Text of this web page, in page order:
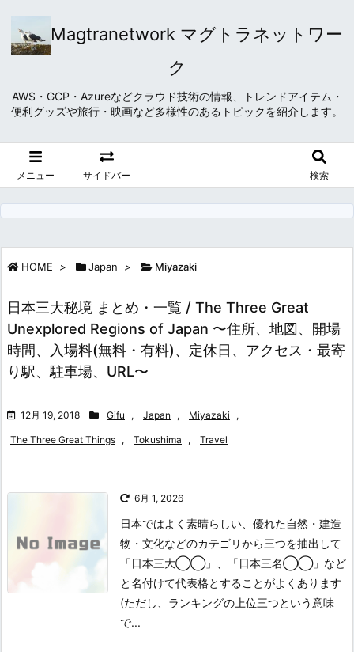
Magtranetwork マグトラネットワー
ク
AWS・GCP・Azureなどクラウド技術の情報、トレンドアイテム・
便利グッズや旅行・映画など多様性のあるトピックを紹介します。
メニュー サイドバー 検索
HOME > Japan > Miyazaki
日本三大秘境 まとめ・一覧 / The Three Great
Unexplored Regions of Japan 〜住所、地図、開場
時間、入場料(無料・有料)、定休日、アクセス・最寄
り駅、駐車場、URL〜
12月 19, 2018 Gifu , Japan , Miyazaki ,
The Three Great Things , Tokushima , Travel
6月 1, 2026
日本ではよく素晴らしい、優れた自然・建造
物・文化などのカテゴリから三つを抽出して
「日本三大◯◯」、「日本三名◯◯」など
と名付けて代表格とすることがよくあります
(ただし、ランキングの上位三つという意味
で...